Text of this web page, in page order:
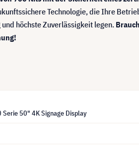
Technologie, die Ihre
höchste Zuverlässigkeit legen.
50" 4K Signage Display